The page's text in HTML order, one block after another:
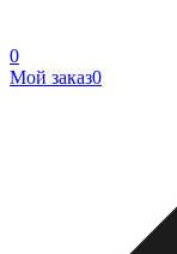
0
Мой заказ0